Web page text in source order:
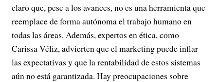
claro que, pese a los avances, no es una herramienta que
reemplace de forma autónoma el trabajo humano en
todas las áreas. Además, expertos en ética, como
Carissa Véliz, advierten que el marketing puede inflar
las expectativas y que la rentabilidad de estos sistemas
aún no está garantizada. Hay preocupaciones sobre